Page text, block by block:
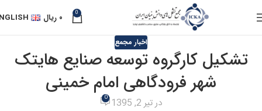
0 ۰ ریال
اخبار مجمع
تشکیل کارگروه توسعه صنایع هایتک
شهر فرودگاهی امام خمینی
در تیر 2, 1395 0